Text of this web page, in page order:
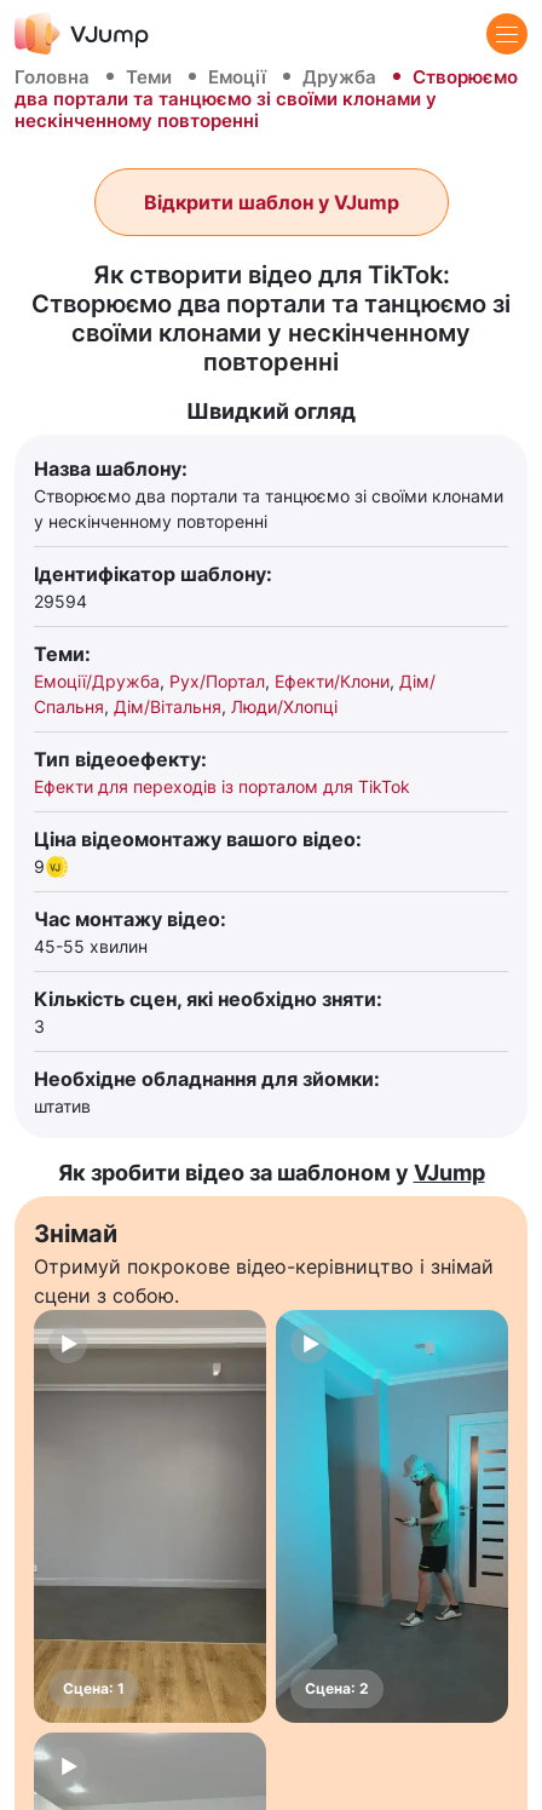
Головна Теми Емоції Дружба
Створюємо
два портали та танцюємо зі своїми клонами у
нескінченному повторенні
Як створити відео для TikTok:
Створюємо два портали та танцюємо зі
своїми клонами у нескінченному
повторенні
Відкрити шаблон у VJump
Швидкий огляд
Назва шаблону:
Створюємо два портали та танцюємо зі своїми клонами
у нескінченному повторенні
Ідентифікатор шаблону:
29594
Теми:
Емоції/Дружба, Рух/Портал, Ефекти/Клони, Дім/
Спальня, Дім/Вітальня, Люди/Хлопці
Тип відеоефекту:
Ефекти для переходів із порталом для TikTok
Ціна відеомонтажу вашого відео:
9
Час монтажу відео:
45-55 хвилин
Кількість сцен, які необхідно зняти:
3
Необхідне обладнання для зйомки:
штатив
Як зробити відео за шаблоном у VJump
Знімай
Отримуй покрокове відео-керівництво і знімай
сцени з собою.